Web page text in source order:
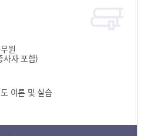
원
사자 포함)
이론 및 실습